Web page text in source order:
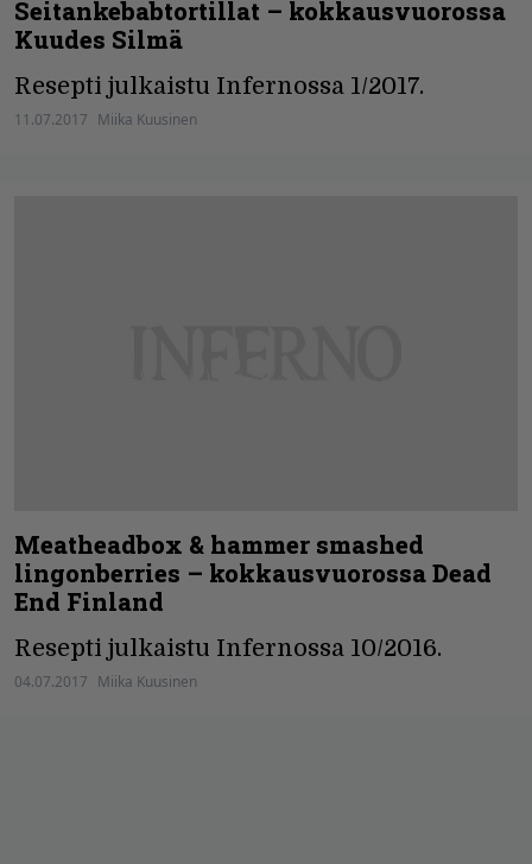
Seitankebabtortillat – kokkausvuorossa
Kuudes Silmä
Resepti julkaistu Infernossa 1/2017.
11.07.2017 Miika Kuusinen
Meatheadbox & hammer smashed
lingonberries – kokkausvuorossa Dead
End Finland
Resepti julkaistu Infernossa 10/2016.
04.07.2017 Miika Kuusinen